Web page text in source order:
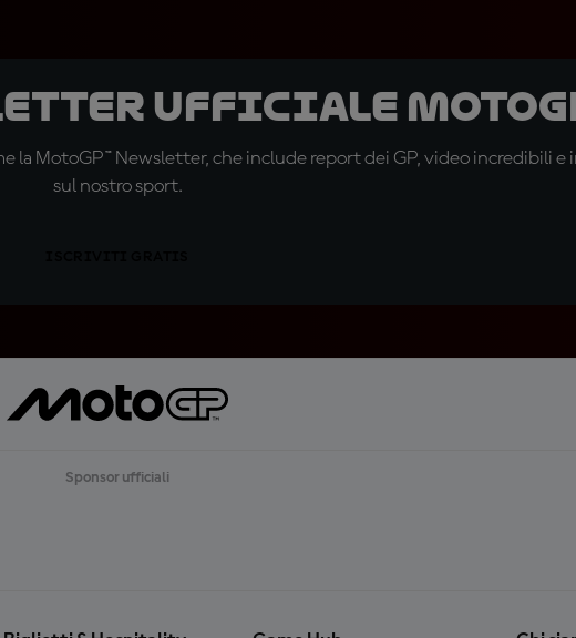
ufficiale
la MotoGP™ Newsletter, che include report dei GP, video incredibili
sul nostro sport.
Sponsor ufficiali